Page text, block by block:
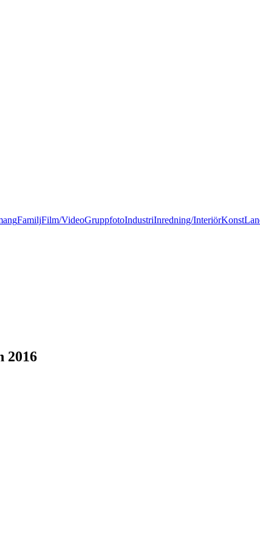
FamiljFilm/VideoGruppfotoIndustriInredning/InteriörKonst
2016